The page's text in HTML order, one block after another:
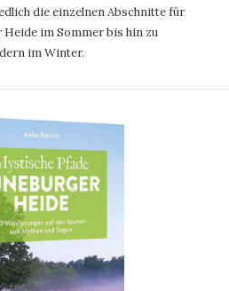
die einzelnen Abschnitte für
Heide im Sommer bis hin zu
im Winter.